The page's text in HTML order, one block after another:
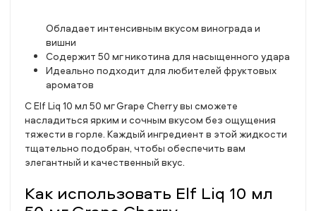
Обладает интенсивным вкусом винограда и
вишни
Содержит 50 мг никотина для насыщенного удара
Идеально подходит для любителей фруктовых
ароматов
С Elf Liq 10 мл 50 мг Grape Cherry вы сможете
насладиться ярким и сочным вкусом без ощущения
тяжести в горле. Каждый ингредиент в этой жидкости
тщательно подобран, чтобы обеспечить вам
элегантный и качественный вкус.
Как использовать Elf Liq 10 мл